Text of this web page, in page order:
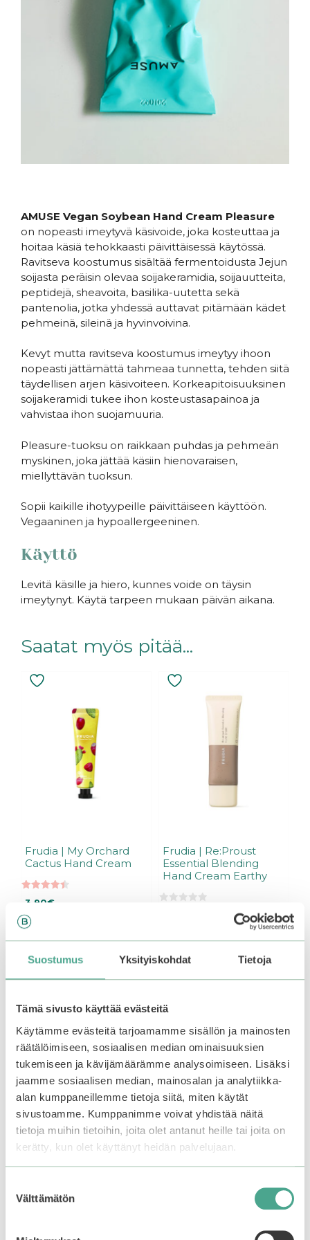
Suostumus Yksityiskohdat Tietoja
Tämä sivusto käyttää evästeitä
Käytämme evästeitä tarjoamamme sisällön ja mainosten
räätälöimiseen, sosiaalisen median ominaisuuksien
tukemiseen ja kävijämäärämme analysoimiseen. Lisäksi
jaamme sosiaalisen median, mainosalan ja analytiikka-
alan kumppaneillemme tietoja siitä, miten käytät
sivustoamme. Kumppanimme voivat yhdistää näitä
tietoja muihin tietoihin, joita olet antanut heille tai joita on
kerätty, kun olet käyttänyt heidän palvelujaan.
valinta
Välttämätön
AMUSE Vegan Soybean Hand Cream Pleasure
on nopeasti imeytyvä käsivoide, joka kosteuttaa ja
hoitaa käsiä tehokkaasti päivittäisessä käytössä.
Ravitseva koostumus sisältää fermentoidusta Jejun
soijasta peräisin olevaa soijakeramidia, soijauutteita,
peptidejä, sheavoita, basilika-uutetta sekä
pantenolia, jotka yhdessä auttavat pitämään kädet
pehmeinä, sileinä ja hyvinvoivina.
Kevyt mutta ravitseva koostumus imeytyy ihoon
nopeasti jättämättä tahmeaa tunnetta, tehden siitä
täydellisen arjen käsivoiteen. Korkeapitoisuuksinen
soijakeramidi tukee ihon kosteustasapainoa ja
vahvistaa ihon suojamuuria.
Pleasure-tuoksu on raikkaan puhdas ja pehmeän
myskinen, joka jättää käsiin hienovaraisen,
miellyttävän tuoksun.
Sopii kaikille ihotyypeille päivittäiseen käyttöön.
Vegaaninen ja hypoallergeeninen.
Käyttö
Levitä käsille ja hiero, kunnes voide on täysin
imeytynyt. Käytä tarpeen mukaan päivän aikana.
Saatat myös pitää...
Frudia | My Orchard
Cactus Hand Cream
4.50
5:stä
3,90€
Varasto loppu.
odotuslistalle tästä, niin
saat ilmoituksen, kun
Frudia | Re:Proust
Essential Blending
Hand Cream Earthy
t
Liity
odotuslistalle tästä, niin
saat ilmoituksen, kun